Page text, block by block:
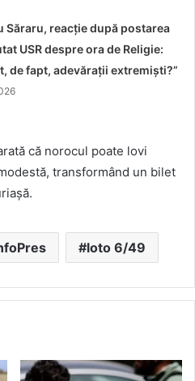
Săraru, reacție după postarea
USR despre ora de Religie:
de fapt, adevărații extremiști?”
că norocul poate lovi
transformând un bilet
loto 6/49